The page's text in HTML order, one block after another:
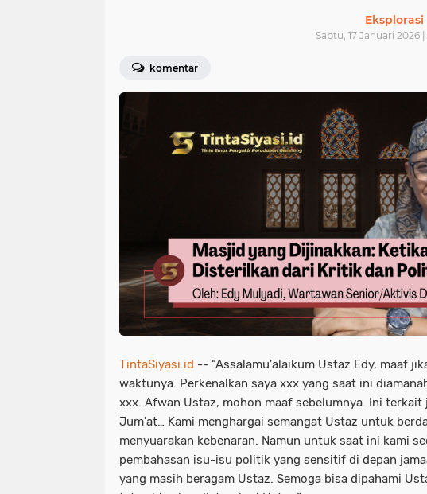
Eksplorasi
Sabtu, 17 Januari 2026
komentar
TintaSiyasi.id -- “Assalamu'alaikum Ustaz Edy, maaf
waktunya. Perkenalkan saya xxx yang saat ini
xxx. Afwan Ustaz, mohon maaf sebelumnya. Ini terkait
Jum'at… Kami menghargai semangat Ustaz untuk
menyuarakan kebenaran. Namun untuk saat ini kami
pembahasan isu-isu politik yang sensitif di depan
yang masih beragam Ustaz. Semoga bisa dipahami